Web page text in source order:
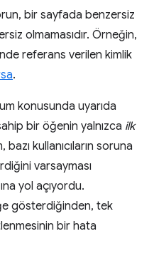
bir sayfada benzersiz
olmamasıdır. Örneğin,
referans verilen kimlik
.
konusunda uyarıda
bir öğenin yalnızca ilk
kullanıcıların soruna
varsayması
yol açıyordu.
gösterdiğinden, tek
bir hata